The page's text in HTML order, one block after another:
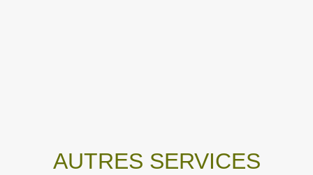
AUTRES SERVICES